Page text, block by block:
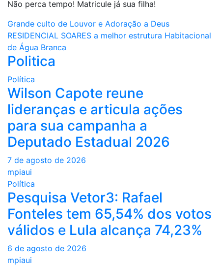
Não perca tempo! Matricule já sua filha!
Navegação
de
Post
Grande culto de Louvor e Adoração a Deus
RESIDENCIAL SOARES a melhor estrutura Habitacional
de Água Branca
Politica
Política
Wilson Capote reune
lideranças e articula ações
para sua campanha a
Deputado Estadual 2026
7 de agosto de 2026
mpiaui
Política
Pesquisa Vetor3: Rafael
Fonteles tem 65,54% dos votos
válidos e Lula alcança 74,23%
6 de agosto de 2026
mpiaui